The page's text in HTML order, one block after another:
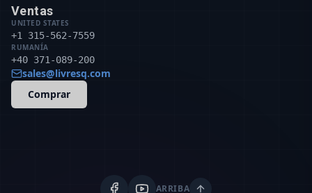
Ventas
UNITED STATES
+1 315-562-7559
RUMANÍA
+40 371-089-200
sales@livresq.com
Comprar
ARRIBA